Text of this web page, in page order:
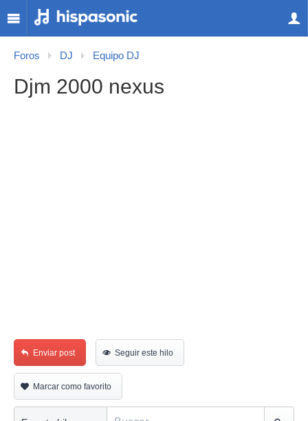
Foros DJ Equipo DJ
Djm 2000 nexus
Enviar post Seguir este hilo
Marcar como favorito